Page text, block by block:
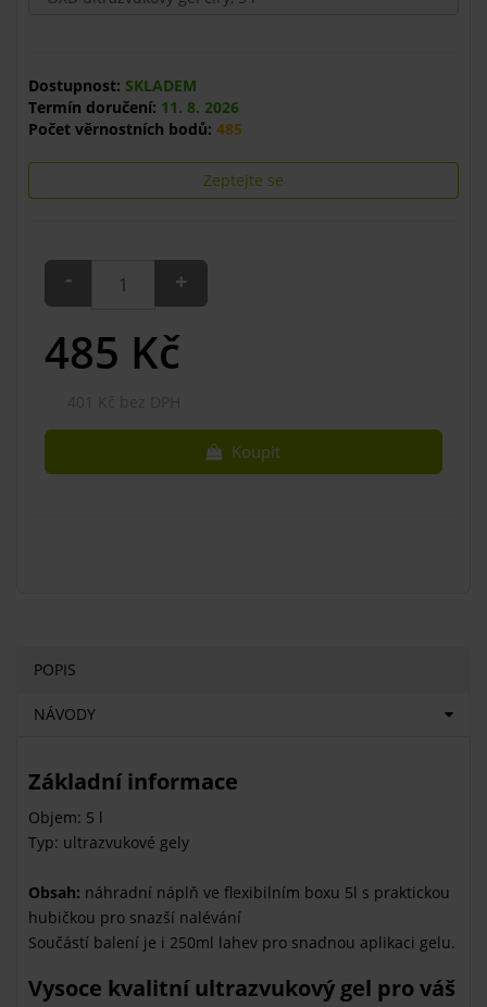
Dostupnost: SKLADEM
Termín doručení: 11. 8. 2026
Počet věrnostních bodů: 485
Zeptejte se
- +
485 Kč
Koupit
POPIS
NÁVODY
Základní informace
Objem: 5 l
Typ: ultrazvukové gely
Obsah: náhradní náplň ve flexibilním boxu 5l s praktickou
hubičkou pro snazší nalévání
Součástí balení je i 250ml lahev pro snadnou aplikaci gelu.
Vysoce kvalitní ultrazvukový gel pro váš